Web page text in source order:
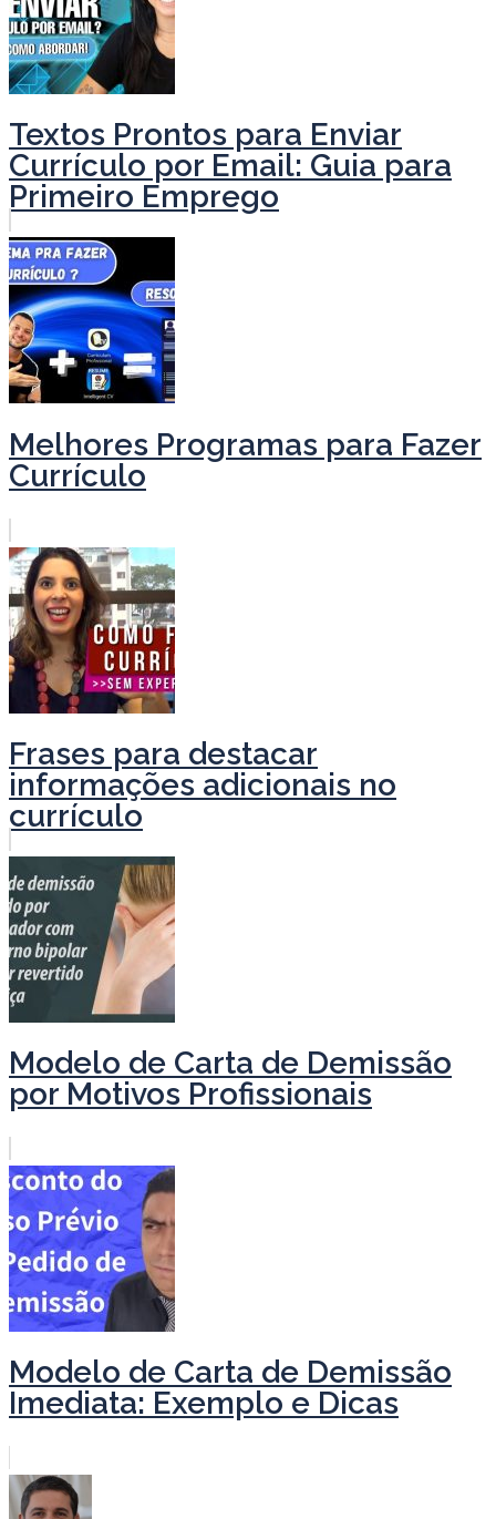
Textos Prontos para Enviar
Currículo por Email: Guia para
Primeiro Emprego
Melhores Programas para Fazer
Currículo
Frases para destacar
informações adicionais no
currículo
Modelo de Carta de Demissão
por Motivos Profissionais
Modelo de Carta de Demissão
Imediata: Exemplo e Dicas